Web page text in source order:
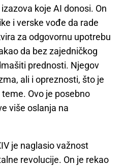
koje AI donosi. On
i verske vođe da rade
za odgovornu upotrebu
da bez zajedničkog
prednosti. Njegov
ali i opreznosti, što je
Ovo je posebno
više oslanja na
je naglasio važnost
revolucije. On je rekao